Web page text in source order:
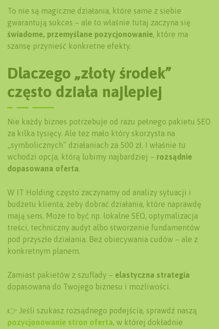
To nie są magiczne działania, które same z siebie
gwarantują sukces – ale to właśnie tutaj zaczyna się
świadome, przemyślane pozycjonowanie, które ma
szansę przynieść konkretne efekty.
Dlaczego „złoty środek”
często działa najlepiej
Nie każdy biznes potrzebuje od razu pełnego pakietu SEO
za kilka tysięcy. Ale też mało który skorzysta na
„symbolicznych” działaniach za 500 zł. I właśnie tu
wchodzi opcja, którą lubimy najbardziej – rozsądnie
dopasowana oferta.
W IT Holding często zaczynamy od analizy sytuacji i
budżetu klienta, żeby dobrać działania, które naprawdę
mają sens. Może to być np. lokalne SEO, optymalizacja
treści, techniczny audyt albo stworzenie fundamentów
pod przyszłe działania. Bez obiecywania cudów – ale z
konkretnym planem.
Zamiast pakietów z szuflady – elastyczna strategia
dopasowana do Twojego biznesu i możliwości.
👉 Jeśli szukasz rozsądnego podejścia, sprawdź naszą
pozycjonowanie stron oferta, w której dokładnie